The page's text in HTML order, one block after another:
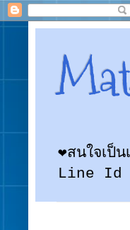
❤สนใจเป็
Line Id :